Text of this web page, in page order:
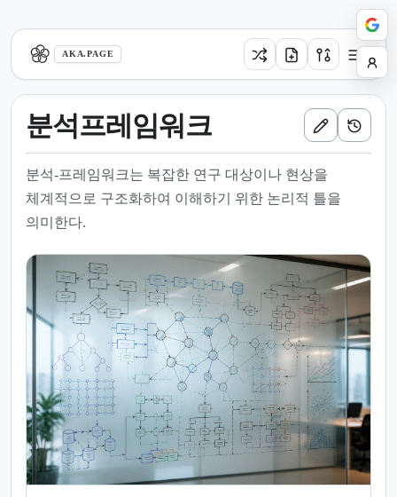
AKA.PAGE
분석프레임워크
분석-프레임워크는 복잡한 연구 대상이나 현상을
체계적으로 구조화하여 이해하기 위한 논리적 틀을
의미한다.